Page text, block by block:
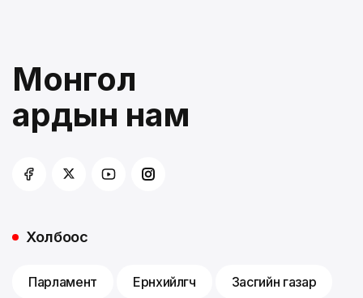
Монгол
ардын нам
Холбоос
Парламент Ерөнхийлөгч Засгийн газар